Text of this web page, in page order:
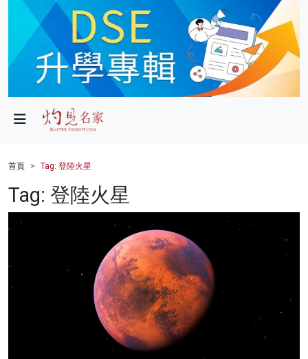
政局
財經
健康
首頁 Tag: 登陸火星
Tag: 登陸火星